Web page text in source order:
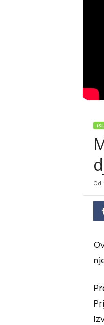
Od -